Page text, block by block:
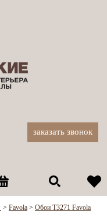
заказать звонок
> Favola > Обои T3271 Favola